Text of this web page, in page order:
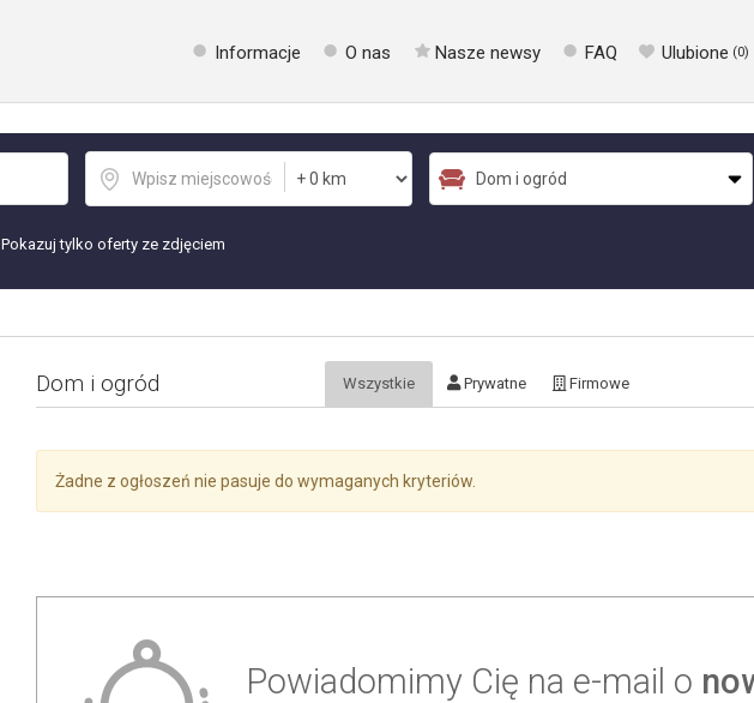
Informacje O nas Nasze newsy FAQ Ulubione (0)
Pokazuj tylko oferty ze zdjęciem
Dom i ogród Wszystkie Prywatne Firmowe
Żadne z ogłoszeń nie pasuje do wymaganych kryteriów.
Powiadomimy Cię na e-mail o